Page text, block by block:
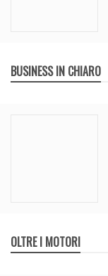
BUSINESS IN CHIARO
OLTRE I MOTORI